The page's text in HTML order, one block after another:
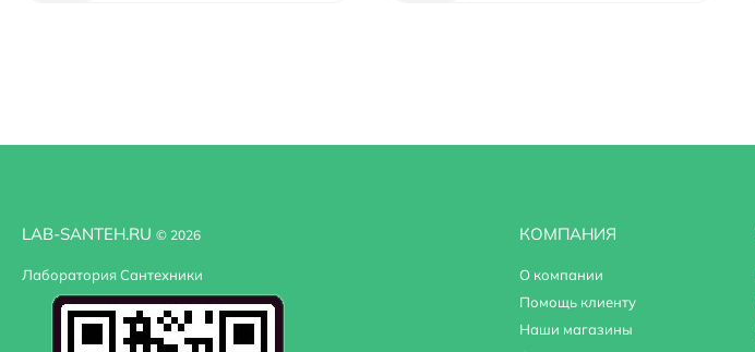
LAB-SANTEH.RU © 2026
Лаборатория Сантехники
КОМПАНИЯ
О компании
Помощь клиенту
Наши магазины